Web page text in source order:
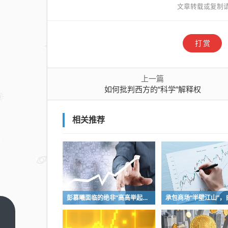
文章转载或复制
打赏
上一篇
如何批判西方的“科学”解释权
相关推荐
彭慕曦面临的绝非“高高举起，轻轻放下”